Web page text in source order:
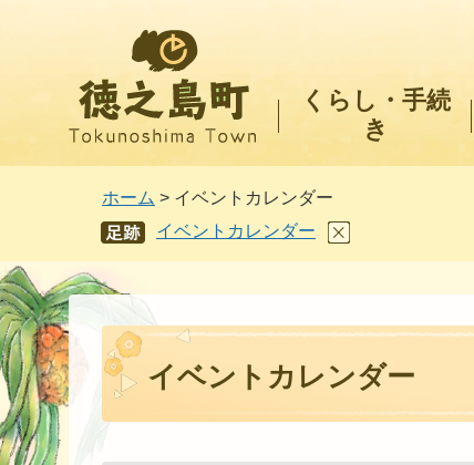
くらし・手続
き
ホーム > イベントカレンダー
あし
あと
イベントカレンダー
イベントカレンダー